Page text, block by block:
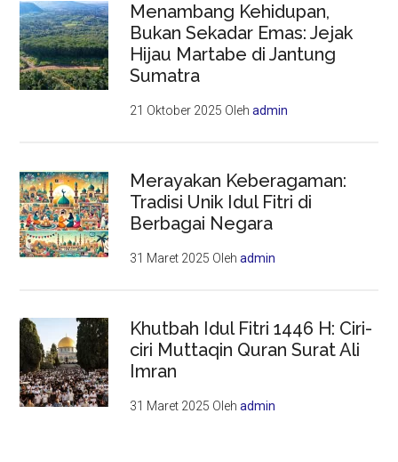
Menambang Kehidupan,
Bukan Sekadar Emas: Jejak
Hijau Martabe di Jantung
Sumatra
21 Oktober 2025 Olehadmin
Merayakan Keberagaman:
Tradisi Unik Idul Fitri di
Berbagai Negara
31 Maret 2025 Olehadmin
Khutbah Idul Fitri 1446 H: Ciri-
ciri Muttaqin Quran Surat Ali
Imran
31 Maret 2025 Olehadmin